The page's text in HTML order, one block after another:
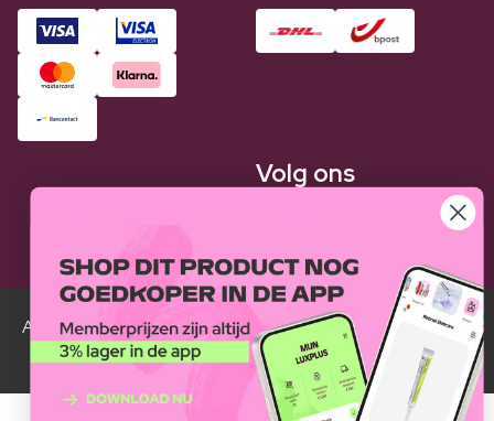
Volg ons
Alle Luxplus ledenprijzen zijn weergegeven in vergelijking
met de normale prijzen.